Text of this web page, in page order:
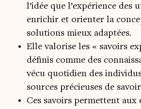
l’idée que l’expérience des
enrichir et orienter la
solutions mieux adaptées.
Elle valorise les « savoirs
définis comme des
vécu quotidien des
sources précieuses de
Ces savoirs permettent aux